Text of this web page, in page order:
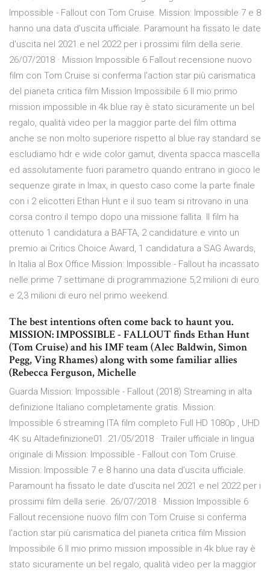
Impossible - Fallout con Tom Cruise. Mission: Impossible 7 e 8
hanno una data d’uscita ufficiale. Paramount ha fissato le date
d'uscita nel 2021 e nel 2022 per i prossimi film della serie.
26/07/2018 · Mission Impossible 6 Fallout recensione nuovo
film con Tom Cruise si conferma l'action star più carismatica
del pianeta critica film Mission Impossibile 6 Il mio primo
mission impossible in 4k blue ray è stato sicuramente un bel
regalo, qualità video per la maggior parte del film ottima
anche se non molto superiore rispetto al blue ray standard se
escludiamo hdr e wide color gamut, diventa spacca mascella
ed assolutamente fuori parametro quando entrano in gioco le
sequenze girate in Imax, in questo caso come la parte finale
con i 2 elicotteri Ethan Hunt e il suo team si ritrovano in una
corsa contro il tempo dopo una missione fallita. Il film ha
ottenuto 1 candidatura a BAFTA, 2 candidature e vinto un
premio ai Critics Choice Award, 1 candidatura a SAG Awards,
In Italia al Box Office Mission: Impossible - Fallout ha incassato
nelle prime 7 settimane di programmazione 5,2 milioni di euro
e 2,3 milioni di euro nel primo weekend.
The best intentions often come back to haunt you.
MISSION: IMPOSSIBLE - FALLOUT finds Ethan Hunt
(Tom Cruise) and his IMF team (Alec Baldwin, Simon
Pegg, Ving Rhames) along with some familiar allies
(Rebecca Ferguson, Michelle
Guarda Mission: Impossible - Fallout (2018) Streaming in alta
definizione Italiano completamente gratis. Mission:
Impossible 6 streaming ITA film completo Full HD 1080p , UHD
4K su Altadefinizione01. 21/05/2018 · Trailer ufficiale in lingua
originale di Mission: Impossible - Fallout con Tom Cruise.
Mission: Impossible 7 e 8 hanno una data d’uscita ufficiale.
Paramount ha fissato le date d'uscita nel 2021 e nel 2022 per i
prossimi film della serie. 26/07/2018 · Mission Impossible 6
Fallout recensione nuovo film con Tom Cruise si conferma
l'action star più carismatica del pianeta critica film Mission
Impossibile 6 Il mio primo mission impossible in 4k blue ray è
stato sicuramente un bel regalo, qualità video per la maggior